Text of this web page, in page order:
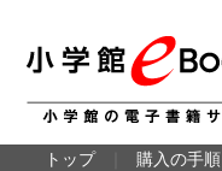
トップ 購入の手順